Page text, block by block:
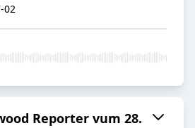
02
Reporter vum 28.